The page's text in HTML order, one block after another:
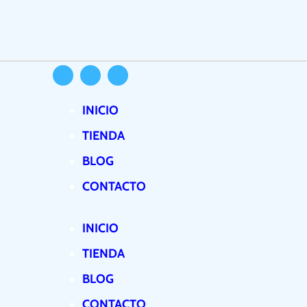
INICIO
TIENDA
BLOG
CONTACTO
INICIO
TIENDA
BLOG
era:
$139,990.